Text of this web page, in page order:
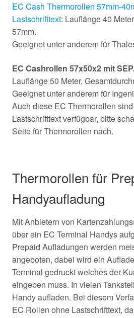
EC Cash Thermorollen 57mm-
Lastschrifttext: Lauflänge 40
57mm.
Geeignet unter anderem für
EC Cashrollen 57x50x2 mit
Lauflänge 50 Meter,
Geeignet unter anderem für
Auch diese EC Thermorollen
Lastschrifttext verfügbar, bitte
Seite für Thermorollen nach.
Thermorollen für
Handyaufladung
Mit Anbietern von
über ein EC Terminal Handys
Prepaid Aufladungen werden
angeboten, dabei wird ein
Terminal gedruckt welches der
eingeben muss. In vielen
Handy aufladen. Bei diesem
EC Rollen ohne Lastschrifttext,